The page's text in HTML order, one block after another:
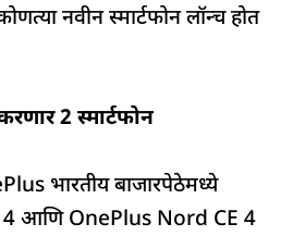
नवीन स्मार्टफोन लॉन्च होत
2 स्मार्टफोन
भारतीय बाजारपेठेमध्ये
आणि OnePlus Nord CE 4